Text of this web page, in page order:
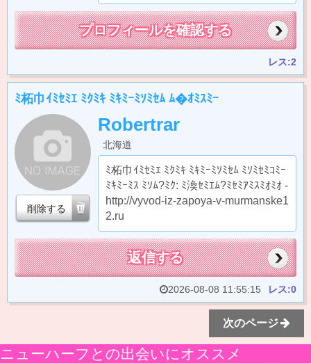
プロフィールを確認する
レス:2
ﾐ柘巾ｲﾐｾﾐｴ ﾐｸﾐｷ ﾐｷﾐｰﾐｿﾐｾﾑ ﾑ�ｵﾐｽﾐｰ
Robertrar
北海道
ﾐ柘巾ｲﾐｾﾐｴ ﾐｸﾐｷ ﾐｷﾐｰﾐｿﾐｾﾑ ﾐｿﾐｾﾐｺﾐｰ
ﾐｷﾐｰﾐｽ ﾐｿﾑ?ﾐｸ: ﾐ渙ｾﾐｴﾑ?ﾐｾﾐｱﾐｽﾐｵﾐｵ -
http://vyvod-iz-zapoya-v-murmanske1
2.ru
削除する
返信する
2026-08-08 11:55:15 レス:0
次のページ
ニューハーフとの出会いにオススメ